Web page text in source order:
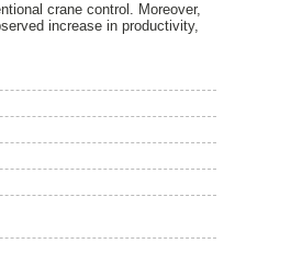
crane control. Moreover,
increase in productivity,